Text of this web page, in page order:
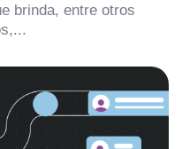
brinda, entre otros